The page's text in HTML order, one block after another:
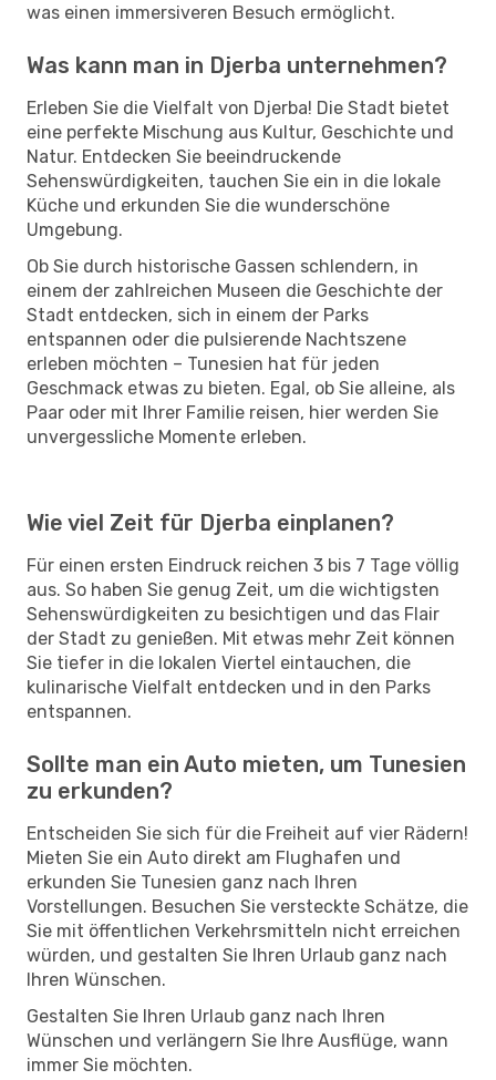
was einen immersiveren Besuch ermöglicht.
Was kann man in Djerba unternehmen?
Erleben Sie die Vielfalt von Djerba! Die Stadt bietet
eine perfekte Mischung aus Kultur, Geschichte und
Natur. Entdecken Sie beeindruckende
Sehenswürdigkeiten, tauchen Sie ein in die lokale
Küche und erkunden Sie die wunderschöne
Umgebung.
Ob Sie durch historische Gassen schlendern, in
einem der zahlreichen Museen die Geschichte der
Stadt entdecken, sich in einem der Parks
entspannen oder die pulsierende Nachtszene
erleben möchten – Tunesien hat für jeden
Geschmack etwas zu bieten. Egal, ob Sie alleine, als
Paar oder mit Ihrer Familie reisen, hier werden Sie
unvergessliche Momente erleben.
Wie viel Zeit für Djerba einplanen?
Für einen ersten Eindruck reichen 3 bis 7 Tage völlig
aus. So haben Sie genug Zeit, um die wichtigsten
Sehenswürdigkeiten zu besichtigen und das Flair
der Stadt zu genießen. Mit etwas mehr Zeit können
Sie tiefer in die lokalen Viertel eintauchen, die
kulinarische Vielfalt entdecken und in den Parks
entspannen.
Sollte man ein Auto mieten, um Tunesien
zu erkunden?
Entscheiden Sie sich für die Freiheit auf vier Rädern!
Mieten Sie ein Auto direkt am Flughafen und
erkunden Sie Tunesien ganz nach Ihren
Vorstellungen. Besuchen Sie versteckte Schätze, die
Sie mit öffentlichen Verkehrsmitteln nicht erreichen
würden, und gestalten Sie Ihren Urlaub ganz nach
Ihren Wünschen.
Gestalten Sie Ihren Urlaub ganz nach Ihren
Wünschen und verlängern Sie Ihre Ausflüge, wann
immer Sie möchten.